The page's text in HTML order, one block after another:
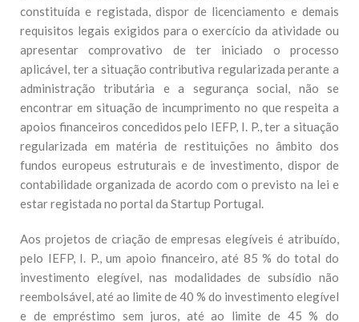
constituída e registada, dispor de licenciamento e demais
requisitos legais exigidos para o exercício da atividade ou
apresentar comprovativo de ter iniciado o processo
aplicável, ter a situação contributiva regularizada perante a
administração tributária e a segurança social, não se
encontrar em situação de incumprimento no que respeita a
apoios financeiros concedidos pelo IEFP, I. P., ter a situação
regularizada em matéria de restituições no âmbito dos
fundos europeus estruturais e de investimento, dispor de
contabilidade organizada de acordo com o previsto na lei e
estar registada no portal da Startup Portugal.
Aos projetos de criação de empresas elegíveis é atribuído,
pelo IEFP, I. P., um apoio financeiro, até 85 % do total do
investimento elegível, nas modalidades de subsídio não
reembolsável, até ao limite de 40 % do investimento elegível
e de empréstimo sem juros, até ao limite de 45 % do